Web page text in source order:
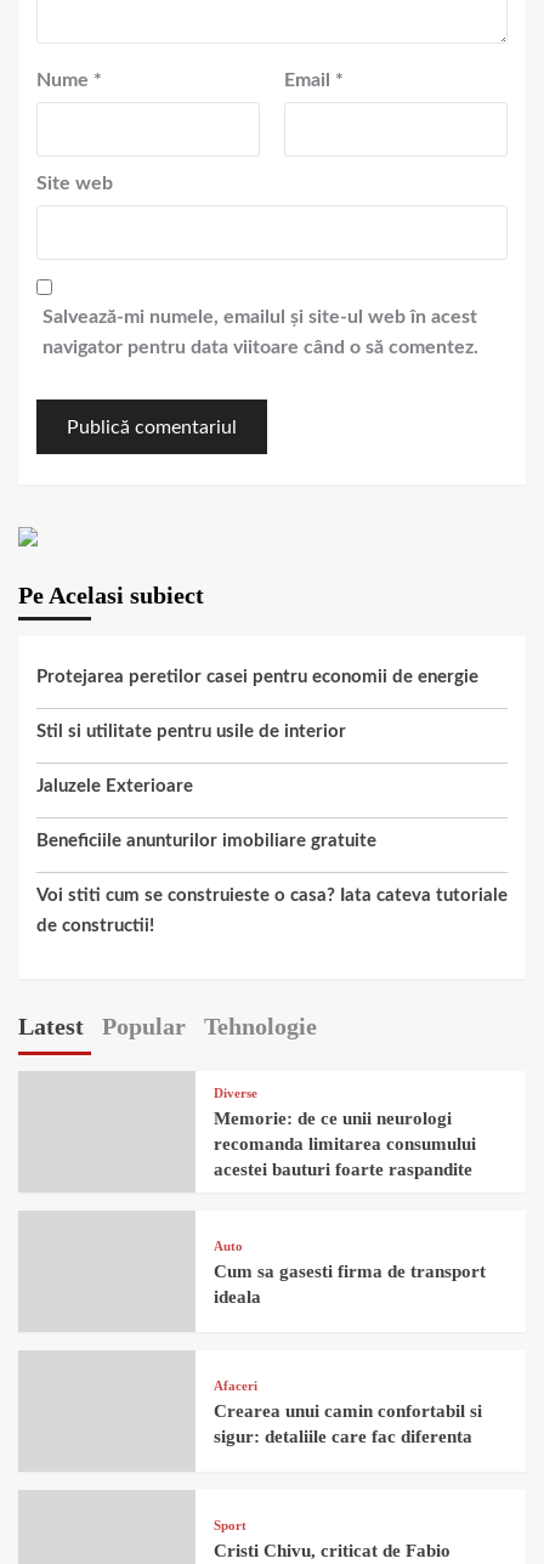
Nume * Email *
Site web
Salvează-mi numele, emailul și site-ul web în acest
navigator pentru data viitoare când o să comentez.
Pe Acelasi subiect
Protejarea peretilor casei pentru economii de energie
Stil si utilitate pentru usile de interior
Jaluzele Exterioare
Beneficiile anunturilor imobiliare gratuite
Voi stiti cum se construieste o casa? Iata cateva tutoriale
de constructii!
Latest Popular Tehnologie
Diverse
Memorie: de ce unii neurologi
recomanda limitarea consumului
acestei bauturi foarte raspandite
Auto
Cum sa gasesti firma de transport
ideala
Afaceri
Crearea unui camin confortabil si
sigur: detaliile care fac diferenta
Sport
Cristi Chivu, criticat de Fabio